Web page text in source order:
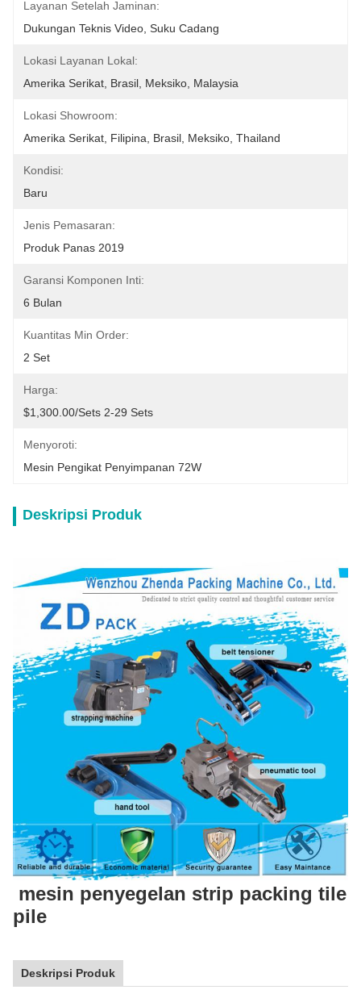
Layanan Setelah Jaminan:
Dukungan Teknis Video, Suku Cadang
Lokasi Layanan Lokal:
Amerika Serikat, Brasil, Meksiko, Malaysia
Lokasi Showroom:
Amerika Serikat, Filipina, Brasil, Meksiko, Thailand
Kondisi:
Baru
Jenis Pemasaran:
Produk Panas 2019
Garansi Komponen Inti:
6 Bulan
Kuantitas Min Order:
2 Set
Harga:
$1,300.00/sets 2-29 Sets
Menyoroti:
Mesin Pengikat Penyimpanan 72W
Deskripsi Produk
mesin penyegelan strip packing tile
pile
Deskripsi Produk